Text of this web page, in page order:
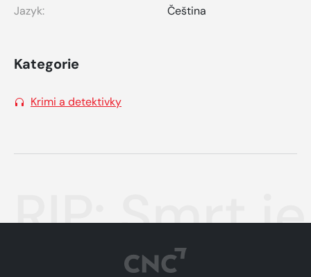
Jazyk: Čeština
Kategorie
Krimi a detektivky
RIP: Smrt